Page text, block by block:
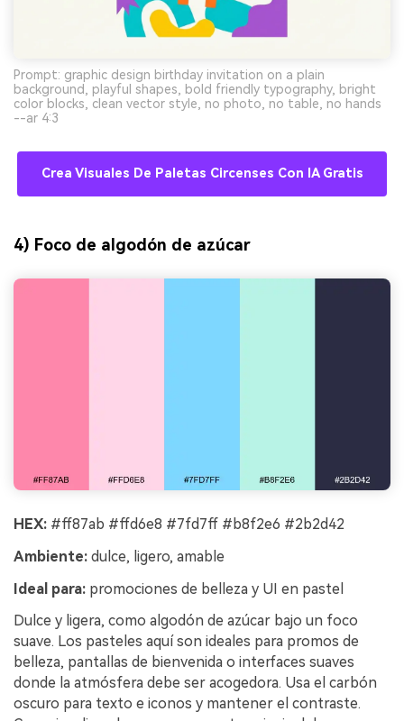
Prompt: graphic design birthday invitation on a plain
background, playful shapes, bold friendly typography, bright
color blocks, clean vector style, no photo, no table, no hands
--ar 4:3
Crea Visuales De Paletas Circenses Con IA Gratis
4) Foco de algodón de azúcar
HEX: #ff87ab #ffd6e8 #7fd7ff #b8f2e6 #2b2d42
Ambiente: dulce, ligero, amable
Ideal para: promociones de belleza y UI en pastel
Dulce y ligera, como algodón de azúcar bajo un foco
suave. Los pasteles aquí son ideales para promos de
belleza, pantallas de bienvenida o interfaces suaves
donde la atmósfera debe ser acogedora. Usa el carbón
oscuro para texto e iconos y mantener el contraste.